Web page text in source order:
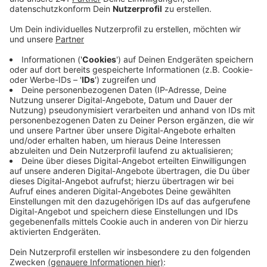
Maßnahmen des ISEK betreffen ausschließlich den
Hauptort – dort ist im Vorfeld der größte
Handlungsbedarf ermittelt worden. Konkret wird
zuerst an der Kulturarena gearbeitet, aber auch
der Marktplatz und der Busbahnhof gehören zu
Phase 1. Das Besondere am Lindlarer Konzept: Die
Baumaßnahmen sollen alle mit recycelten
Baustoffen umgesetzt werden – ein absolutes
Alleinstellungsmerkmal. Wenn alles rund läuft, soll
ab 2023 gebaut werden – fünf Jahre später soll
Phase 1 dann fertig sein. Nach dem Ratsbeschluss
in knapp zwei Wochen soll in einem ersten Schritt
die Aufnahme in die Städtebauförderung
beantragt werden – auch dabei stehen die Chancen
auf eine Zusage gut, heißt es aus dem Rathaus.
Veröffentlicht:Freitag, 10.06.2022 17:11